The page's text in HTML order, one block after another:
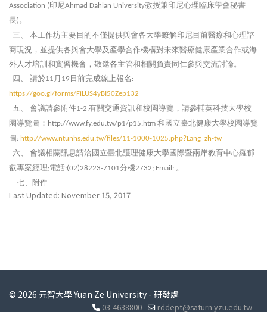
Association (印尼Ahmad Dahlan University教授兼印尼心理臨床學會秘書
長)。
三、
本工作坊主要目的不僅提供與會各大學瞭解印尼目前醫療和心理諮
商現況，並提供各與會大學及產學合作機構對未來醫療健康產業合作或海
外人才培訓和實習機會，敬邀各主管和相關負責同仁參與交流討論。
四、
請於11 月 19 日前完成線上報名 :
https://goo.gl/forms/FiLUS4yBI50Zep132
五、 會議請參附件1-2;有關交通資訊和校園導覽，請參輔英科技大學校
園導覽圖： http://www.fy.edu.tw/p1/p15.htm 和國立臺北健康大學校園導覽
圖 : http://www.ntunhs.edu.tw/files/11-1000-1025.php?Lang=zh-tw
六、
會議相關訊息請洽國立臺北護理健康大學國際暨兩岸教育中心羅郁
叡專案經理;電話:(02)28223-7101分機2732; Email: 。
七、附件
Last Updated: November 15, 2017
© 2026 元智大學 Yuan Ze University - 研發處
03-4638800 rddept@saturn.yzu.edu.tw